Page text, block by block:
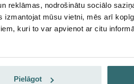
reklāmas, nodrošinātu sociālo
izmantojat mūsu vietni, mēs arī
kuri to var apvienot ar citu
Pielāgot
15% atlaidi
automātiski un periodiski!